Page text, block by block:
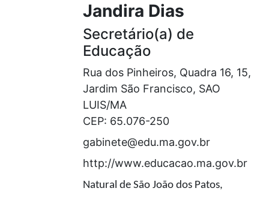
Jandira Dias
Secretário(a) de
Educação
Rua dos Pinheiros, Quadra 16, 15,
Jardim São Francisco, SAO
LUIS/MA
CEP: 65.076-250
gabinete@edu.ma.gov.br
http://www.educacao.ma.gov.br
Natural de São João dos Patos,